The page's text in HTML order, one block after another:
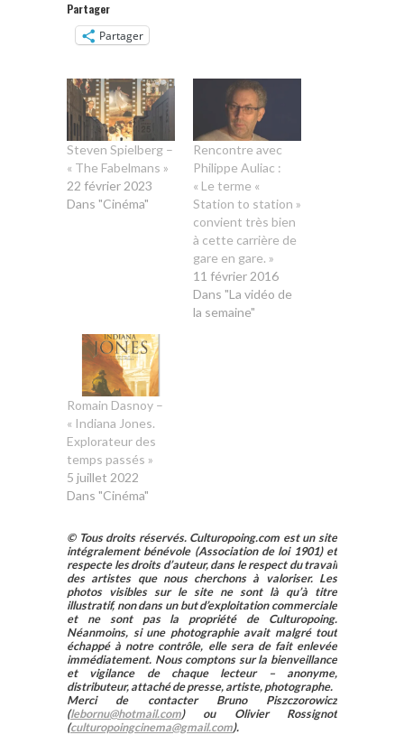
Partager
Partager
Steven Spielberg –
« The Fabelmans »
22 février 2023
Dans "Cinéma"
Rencontre avec
Philippe Auliac :
« Le terme «
Station to station »
convient très bien
à cette carrière de
gare en gare. »
11 février 2016
Dans "La vidéo de
la semaine"
Romain Dasnoy –
« Indiana Jones.
Explorateur des
temps passés »
5 juillet 2022
Dans "Cinéma"
© Tous droits réservés. Culturopoing.com est un site
intégralement bénévole (Association de loi 1901) et
respecte les droits d’auteur, dans le respect du travail
des artistes que nous cherchons à valoriser. Les
photos visibles sur le site ne sont là qu’à titre
illustratif, non dans un but d’exploitation commerciale
et ne sont pas la propriété de Culturopoing.
Néanmoins, si une photographie avait malgré tout
échappé à notre contrôle, elle sera de fait enlevée
immédiatement. Nous comptons sur la bienveillance
et vigilance de chaque lecteur – anonyme,
distributeur, attaché de presse, artiste, photographe.
Merci de contacter Bruno Piszczorowicz
(lebornu@hotmail.com) ou Olivier Rossignot
(culturopoingcinema@gmail.com).